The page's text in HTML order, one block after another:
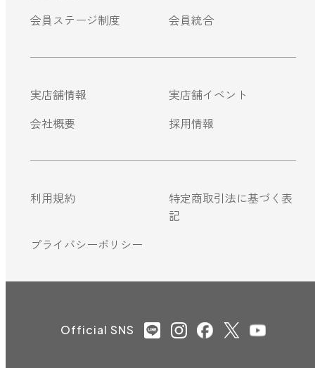
会員ステージ制度
会員統合
実店舗情報
実店舗イベント
会社概要
採用情報
利用規約
特定商取引法に基づく表
記
プライバシーポリシー
Official SNS